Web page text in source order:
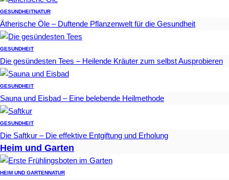
GESUNDHEITNATUR
Ätherische Öle – Duftende Pflanzenwelt für die Gesundheit
GESUNDHEIT
Die gesündesten Tees – Heilende Kräuter zum selbst Ausprobieren
GESUNDHEIT
Sauna und Eisbad – Eine belebende Heilmethode
GESUNDHEIT
Die Saftkur – Die effektive Entgiftung und Erholung
Heim und Garten
HEIM UND GARTEN NATUR